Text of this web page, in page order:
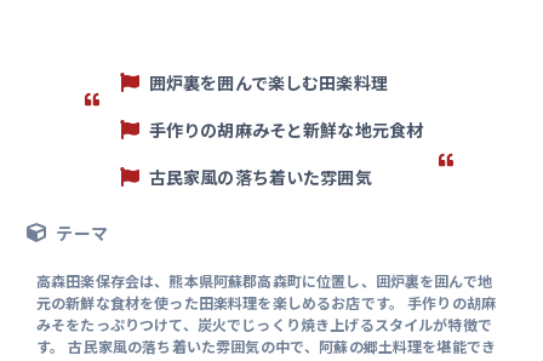
囲炉裏を囲んで楽しむ田楽料理
手作りの胡麻みそと新鮮な地元食材
古民家風の落ち着いた雰囲気
テーマ
高森田楽保存会は、熊本県阿蘇郡高森町に位置し、囲炉裏を囲んで地
元の新鮮な食材を使った田楽料理を楽しめるお店です。 手作りの胡麻
みそをたっぷりつけて、炭火でじっくり焼き上げるスタイルが特徴で
す。 古民家風の落ち着いた雰囲気の中で、阿蘇の郷土料理を堪能でき